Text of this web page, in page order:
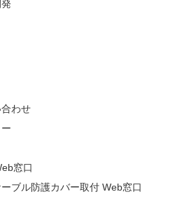
わせ
窓口
ブル防護カバー取付 Web窓口